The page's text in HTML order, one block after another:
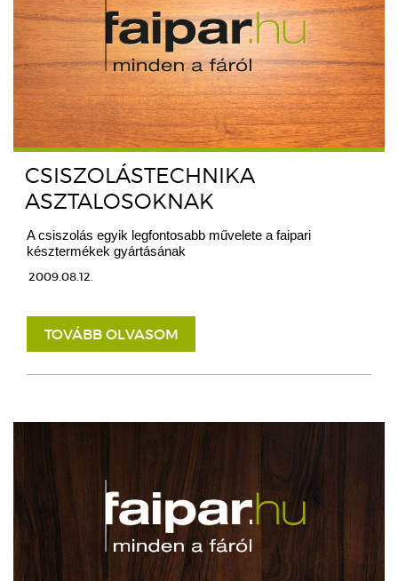
CSISZOLÁSTECHNIKA
ASZTALOSOKNAK
A csiszolás egyik legfontosabb művelete a faipari
késztermékek gyártásának
2009.08.12.
TOVÁBB OLVASOM